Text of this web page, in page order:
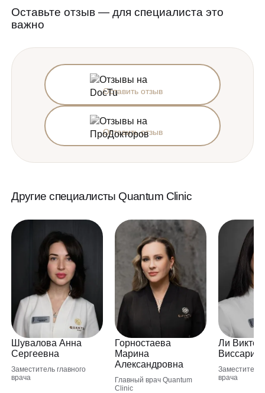
Оставьте отзыв — для специалиста это
важно
Оставить отзыв
Оставить отзыв
Другие специалисты Quantum Clinic
Шувалова Анна
Сергеевна
Заместитель главного
врача
Горностаева
Марина
Александровна
Главный врач Quantum
Clinic
Ли
Заместитель
врача